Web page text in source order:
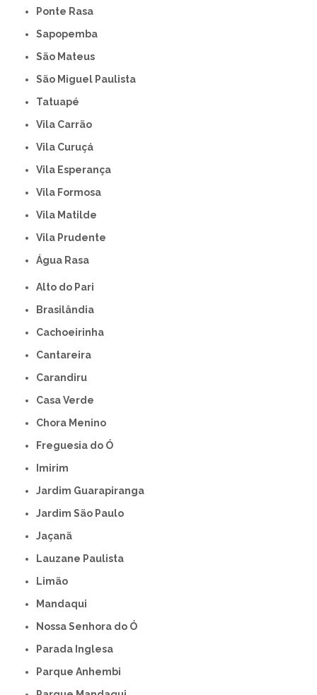
Ponte Rasa
Sapopemba
São Mateus
São Miguel Paulista
Tatuapé
Vila Carrão
Vila Curuçá
Vila Esperança
Vila Formosa
Vila Matilde
Vila Prudente
Água Rasa
Alto do Pari
Brasilândia
Cachoeirinha
Cantareira
Carandiru
Casa Verde
Chora Menino
Freguesia do Ó
Imirim
Jardim Guarapiranga
Jardim São Paulo
Jaçanã
Lauzane Paulista
Limão
Mandaqui
Nossa Senhora do Ó
Parada Inglesa
Parque Anhembi